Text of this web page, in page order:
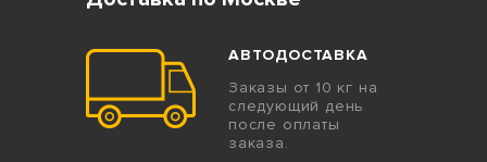
АВТОДОСТАВКА
Заказы от 10 кг на
следующий день
после оплаты
заказа.